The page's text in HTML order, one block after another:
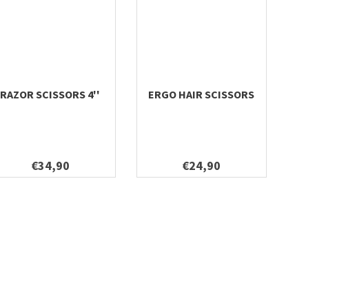
RAZOR SCISSORS 4''
€34,90
ERGO HAIR SCISSORS
€24,90